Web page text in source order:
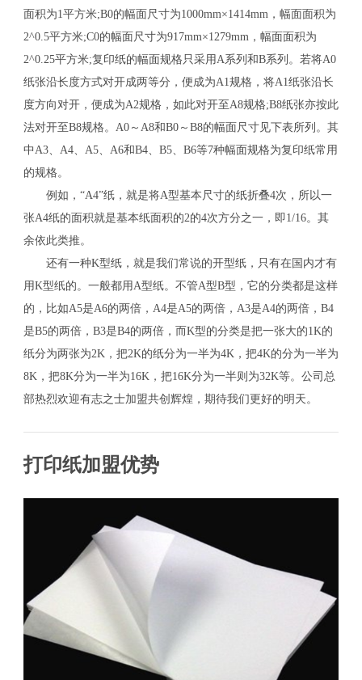
面积为1平方米;B0的幅面尺寸为1000mm×1414mm，幅面面积为
2^0.5平方米;C0的幅面尺寸为917mm×1279mm，幅面面积为
2^0.25平方米;复印纸的幅面规格只采用A系列和B系列。若将A0
纸张沿长度方式对开成两等分，便成为A1规格，将A1纸张沿长
度方向对开，便成为A2规格，如此对开至A8规格;B8纸张亦按此
法对开至B8规格。A0～A8和B0～B8的幅面尺寸见下表所列。其
中A3、A4、A5、A6和B4、B5、B6等7种幅面规格为复印纸常用
的规格。
例如，“A4”纸，就是将A型基本尺寸的纸折叠4次，所以一
张A4纸的面积就是基本纸面积的2的4次方分之一，即1/16。其
余依此类推。
还有一种K型纸，就是我们常说的开型纸，只有在国内才有
用K型纸的。一般都用A型纸。不管A型B型，它的分类都是这样
的，比如A5是A6的两倍，A4是A5的两倍，A3是A4的两倍，B4
是B5的两倍，B3是B4的两倍，而K型的分类是把一张大的1K的
纸分为两张为2K，把2K的纸分为一半为4K，把4K的分为一半为
8K，把8K分为一半为16K，把16K分为一半则为32K等。公司总
部热烈欢迎有志之士加盟共创辉煌，期待我们更好的明天。
打印纸加盟优势